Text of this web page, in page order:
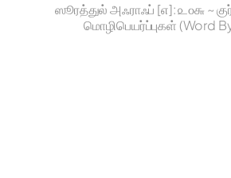
ஸூரத்துல் அஃராஃப் [௭]: ௨௦௬ ~
மொழிபெயர்ப்புகள் (Word